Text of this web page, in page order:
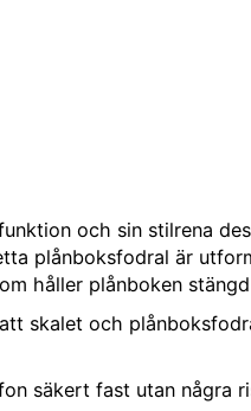
och sin stilrena
plånboksfodral är
håller plånboken
skalet och
säkert fast utan några